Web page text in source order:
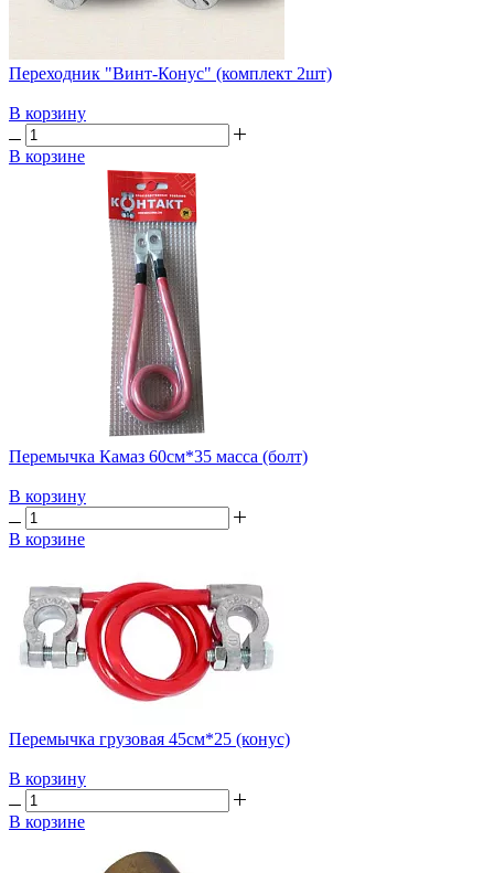
Переходник "Винт-Конус" (комплект 2шт)
В корзину
В корзине
Перемычка Камаз 60см*35 масса (болт)
В корзину
В корзине
Перемычка грузовая 45см*25 (конус)
В корзину
В корзине